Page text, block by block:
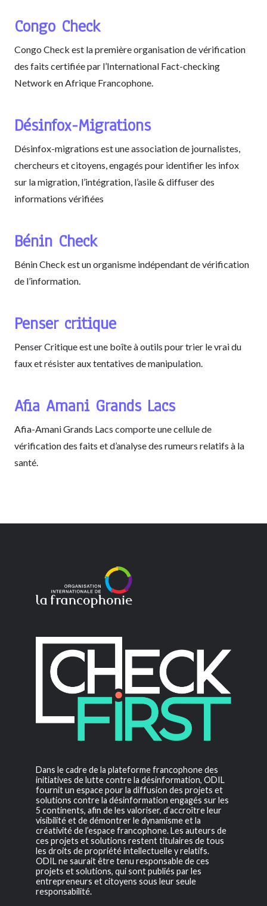
Congo Check
Congo Check est la première organisation de vérification
des faits certifiée par l’International Fact-checking
Network en Afrique Francophone.
Désinfox-Migrations
Désinfox-migrations est une association de journalistes,
chercheurs et citoyens, engagés pour identifier les infox
sur la migration, l’intégration, l’asile & diffuser des
informations vérifiées
Bénin Check
Bénin Check est un organisme indépendant de vérification
de l’information.
Penser critique
Penser Critique est une boîte à outils pour trier le vrai du
faux et résister aux tentatives de manipulation.
Afia Amani Grands Lacs
Afia-Amani Grands Lacs comporte une cellule de
vérification des faits et d’analyse des rumeurs relatifs à la
santé.
Dans le cadre de la plateforme francophone des
initiatives de lutte contre la désinformation, ODIL
fournit un espace pour la diffusion des projets et
solutions contre la désinformation engagés sur les
5 continents, afin de les valoriser, d’accroître leur
visibilité et de démontrer le dynamisme et la
créativité de l’espace francophone. Les auteurs de
ces projets et solutions restent titulaires de tous
les droits de propriété intellectuelle y relatifs.
ODIL ne saurait être tenu responsable de ces
projets et solutions, qui sont publiés par les
entrepreneurs et citoyens sous leur seule
responsabilité.